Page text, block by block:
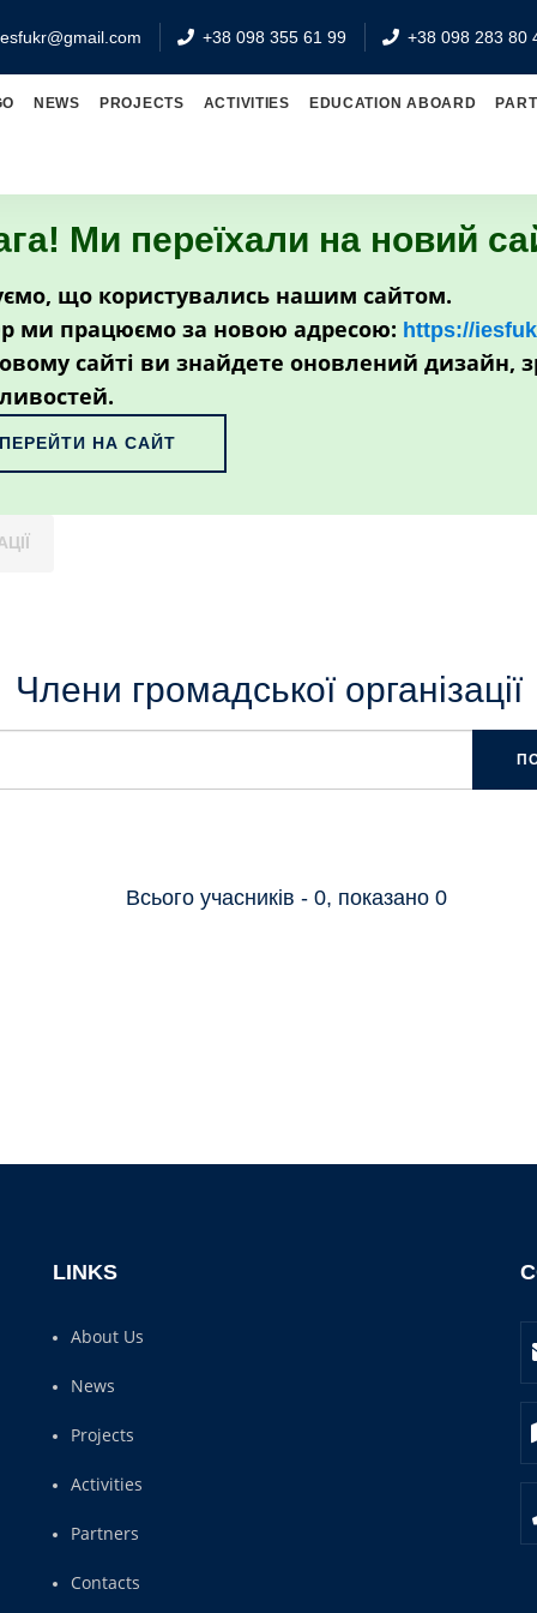
+38 098 355 61 99 +38 098 283 80
NEWS PROJECTS ACTIVITIES EDUCATION ABOARD
Ми переїхали на новий
що користувались нашим сайтом.
ми працюємо за новою адресою: https://
сайті ви знайдете оновлений дизайн,
ПЕРЕЙТИ НА САЙТ
Члени громадської організації
Всього учасників - 0, показано 0
LINKS
About Us
News
Projects
Activities
Partners
Contacts